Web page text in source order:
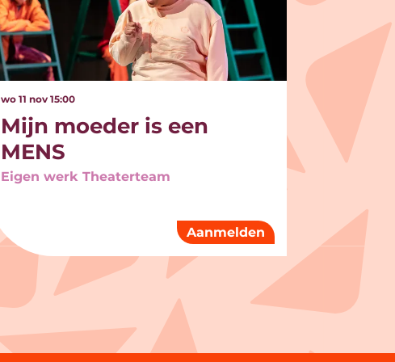
Mijn moeder is een
MENS
Eigen werk Theaterteam
wo 11 nov 15:00
Aanmelden